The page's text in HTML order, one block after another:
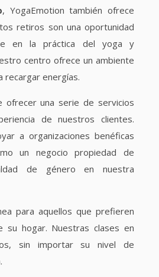
, YogaEmotion también ofrece
retiros son una oportunidad
en la práctica del yoga y
centro ofrece un ambiente
recargar energías.
ofrecer una serie de servicios
de nuestros clientes.
a organizaciones benéficas
un negocio propiedad de
de género en nuestra
para aquellos que prefieren
su hogar. Nuestras clases en
sin importar su nivel de